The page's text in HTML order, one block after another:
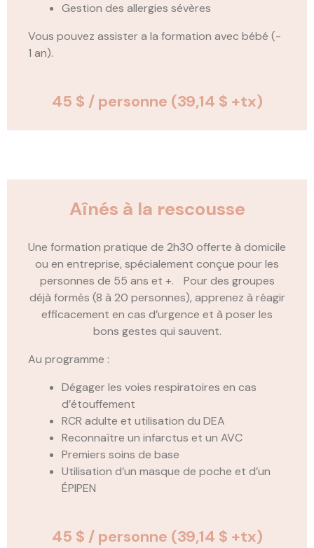
Gestion des allergies sévères
Vous pouvez assister a la formation avec bébé (-
1 an).
45 $ / personne (39,14 $ +tx)
Aînés à la rescousse
Une formation pratique de 2h30 offerte à domicile
ou en entreprise, spécialement conçue pour les
personnes de 55 ans et +. Pour des groupes
déjà formés (8 à 20 personnes), apprenez à réagir
efficacement en cas d’urgence et à poser les
bons gestes qui sauvent.
Au programme :
Dégager les voies respiratoires en cas
d’étouffement
RCR adulte et utilisation du DEA
Reconnaître un infarctus et un AVC
Premiers soins de base
Utilisation d’un masque de poche et d’un
ÉPIPEN
45 $ / personne (39,14 $ +tx)